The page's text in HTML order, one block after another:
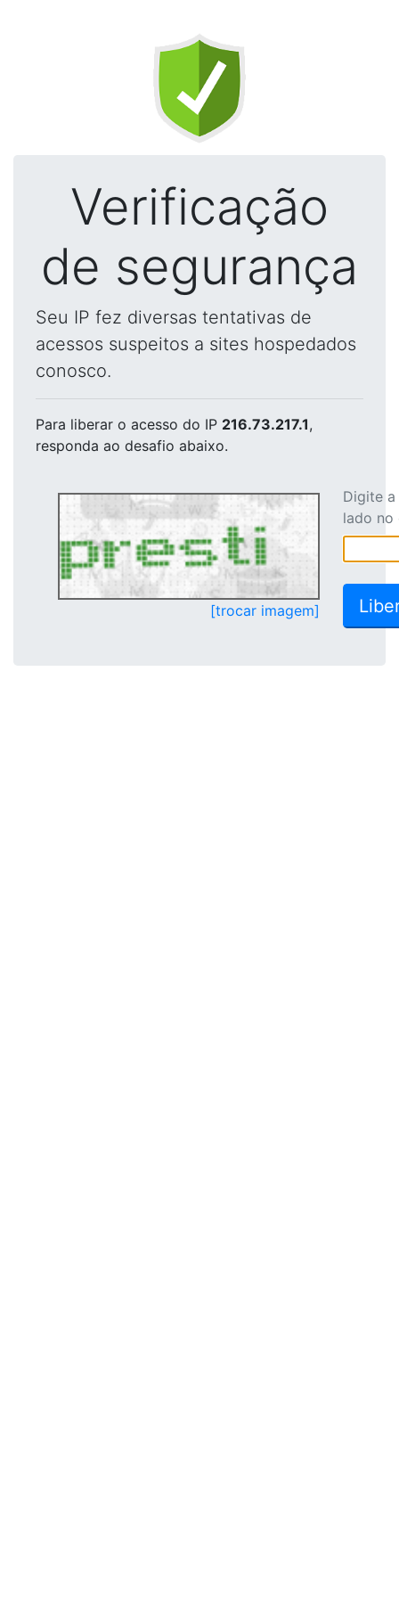
Verificação
de segurança
Seu IP fez diversas tentativas de
acessos suspeitos a sites hospedados
conosco.
Para liberar o acesso do IP 216.73.217.1,
responda ao desafio abaixo.
[trocar imagem]
Digite
lado no